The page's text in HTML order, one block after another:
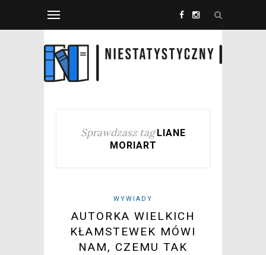
Sprawdzasz tag LIANE
MORIART
WYWIADY
AUTORKA WIELKICH
KŁAMSTEWEK MÓWI
NAM, CZEMU TAK